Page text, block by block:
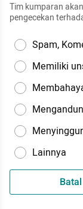
Tim kumparan
pengecekan
Spam,
Memiliki
Lainnya
Batal